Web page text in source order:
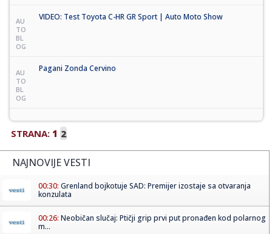
AU
TO
BL
OG
VIDEO: Test Toyota C-HR GR Sport | Auto Moto Show
AU
TO
BL
OG
Pagani Zonda Cervino
STRANA: 1 2
NAJNOVIJE VESTI
00:30: Grenland bojkotuje SAD: Premijer izostaje sa otvaranja
konzulata
00:26: Neobičan slučaj: Ptičji grip prvi put pronađen kod polarnog
m...